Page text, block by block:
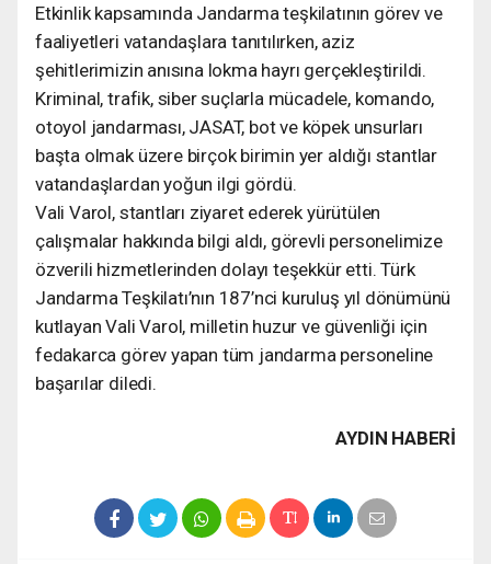
Etkinlik kapsamında Jandarma teşkilatının görev ve
faaliyetleri vatandaşlara tanıtılırken, aziz
şehitlerimizin anısına lokma hayrı gerçekleştirildi.
Kriminal, trafik, siber suçlarla mücadele, komando,
otoyol jandarması, JASAT, bot ve köpek unsurları
başta olmak üzere birçok birimin yer aldığı stantlar
vatandaşlardan yoğun ilgi gördü.
Vali Varol, stantları ziyaret ederek yürütülen
çalışmalar hakkında bilgi aldı, görevli personelimize
özverili hizmetlerinden dolayı teşekkür etti. Türk
Jandarma Teşkilatı’nın 187’nci kuruluş yıl dönümünü
kutlayan Vali Varol, milletin huzur ve güvenliği için
fedakarca görev yapan tüm jandarma personeline
başarılar diledi.
AYDIN HABERİ